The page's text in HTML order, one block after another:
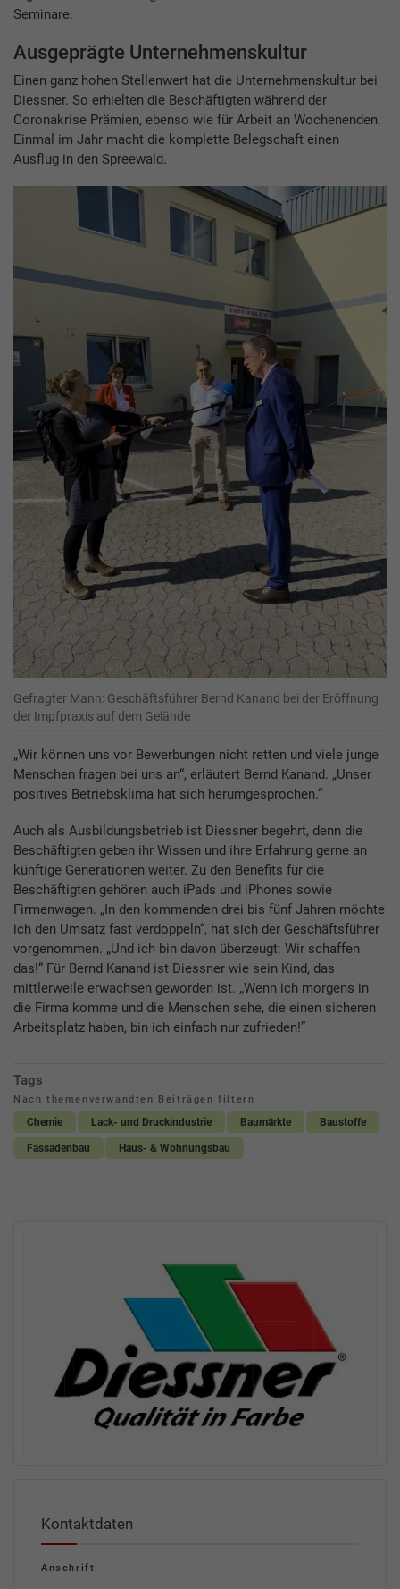
Seminare.
Ausgeprägte Unternehmenskultur
Einen ganz hohen Stellenwert hat die Unternehmenskultur bei
Diessner. So erhielten die Beschäftigten während der
Coronakrise Prämien, ebenso wie für Arbeit an Wochenenden.
Einmal im Jahr macht die komplette Belegschaft einen
Ausflug in den Spreewald.
Gefragter Mann: Geschäftsführer Bernd Kanand bei der Eröffnung
der Impfpraxis auf dem Gelände
„Wir können uns vor Bewerbungen nicht retten und viele junge
Menschen fragen bei uns an“, erläutert Bernd Kanand. „Unser
positives Betriebsklima hat sich herumgesprochen.“
Auch als Ausbildungsbetrieb ist Diessner begehrt, denn die
Beschäftigten geben ihr Wissen und ihre Erfahrung gerne an
künftige Generationen weiter. Zu den Benefits für die
Beschäftigten gehören auch iPads und iPhones sowie
Firmenwagen. „In den kommenden drei bis fünf Jahren möchte
ich den Umsatz fast verdoppeln“, hat sich der Geschäftsführer
vorgenommen. „Und ich bin davon überzeugt: Wir schaffen
das!“ Für Bernd Kanand ist Diessner wie sein Kind, das
mittlerweile erwachsen geworden ist. „Wenn ich morgens in
die Firma komme und die Menschen sehe, die einen sicheren
Arbeitsplatz haben, bin ich einfach nur zufrieden!”
Tags
Nach themenverwandten Beiträgen filtern
Chemie Lack- und Druckindustrie Baumärkte Baustoffe
Fassadenbau Haus- & Wohnungsbau
Kontaktdaten
Anschrift: